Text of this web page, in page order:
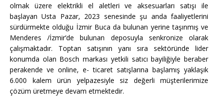
olmak üzere elektrikli el aletleri ve aksesuarları satışı ile
başlayan Usta Pazar, 2023 senesinde şu anda faaliyetlerini
sürdürmekte olduğu İzmir Buca da bulunan yerine taşınmış ve
Menderes /İzmir’de bulunan deposuyla senkronize olarak
çalışmaktadır. Toptan satışının yanı sıra sektöründe lider
konumda olan Bosch markası yetkili satıcı bayiliğiyle beraber
perakende ve online, e- ticaret satışlarına başlamış yaklaşık
6.000 kalem ürün yelpazesiyle siz değerli müşterilerimize
çözüm üretmeye devam etmektedir.